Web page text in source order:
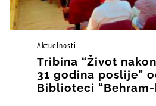
Aktuelnosti
Tribina “Život
31 godina poslije”
Biblioteci “Behram-